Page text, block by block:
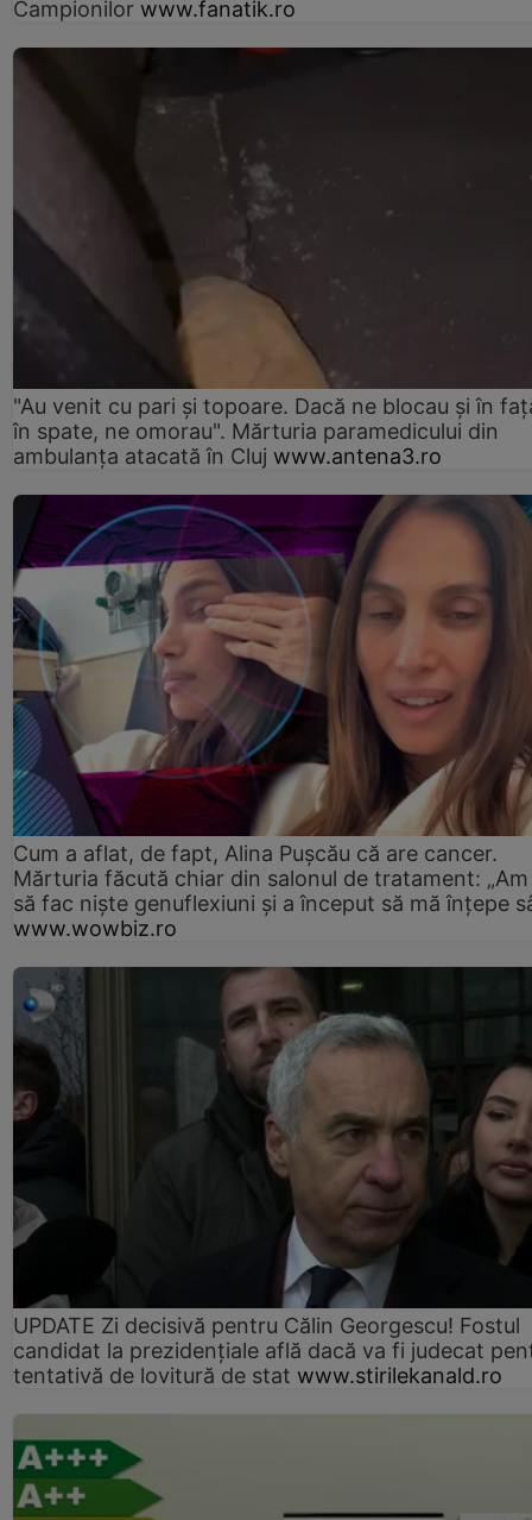
Campionilor www.fanatik.ro
"Au venit cu pari și topoare. Dacă ne blocau şi în
în spate, ne omorau". Mărturia paramedicului din
ambulanţa atacată în Cluj www.antena3.ro
Cum a aflat, de fapt, Alina Pușcău că are cancer.
Mărturia făcută chiar din salonul de tratament:
să fac niște genuflexiuni și a început să mă înțepe
www.wowbiz.ro
UPDATE Zi decisivă pentru Călin Georgescu! Fostul
candidat la prezidențiale află dacă va fi judecat
tentativă de lovitură de stat www.stirilekanald.ro